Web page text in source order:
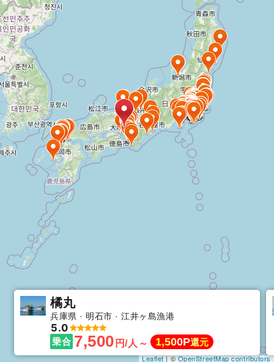
Leaflet| ©OpenStreetMap contributors
橘丸
兵庫県 明石市 江井ヶ島漁港
5.0
乗合 7,500 円/人～ 1,500P還元